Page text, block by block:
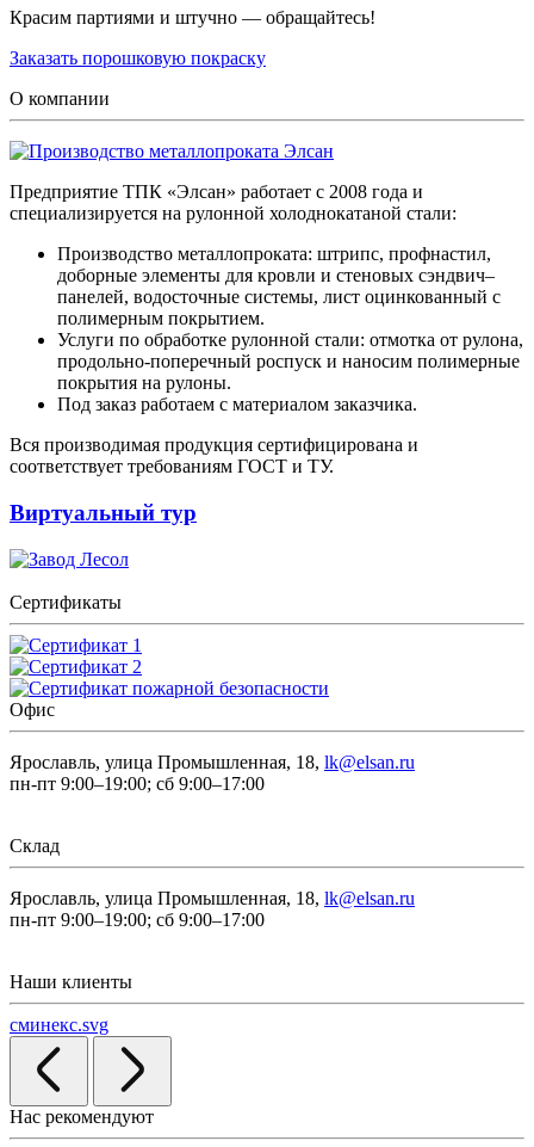
Красим партиями и штучно — обращайтесь!
Заказать порошковую покраску
О компании
Предприятие ТПК «Элсан» работает с 2008 года и
специализируется на рулонной холоднокатаной стали:
Производство металлопроката: штрипс, профнастил,
доборные элементы для кровли и стеновых сэндвич–
панелей, водосточные системы, лист оцинкованный с
полимерным покрытием.
Услуги по обработке рулонной стали: отмотка от рулона,
продольно-поперечный роспуск и наносим полимерные
покрытия на рулоны.
Под заказ работаем с материалом заказчика.
Вся производимая продукция сертифицирована и
соответствует требованиям ГОСТ и ТУ.
Виртуальный тур
Сертификаты
Офис
Ярославль, улица Промышленная, 18, lk@elsan.ru
пн-пт 9:00–19:00; сб 9:00–17:00
Склад
Ярославль, улица Промышленная, 18, lk@elsan.ru
пн-пт 9:00–19:00; сб 9:00–17:00
Наши клиенты
сминекс.svg
Нас рекомендуют